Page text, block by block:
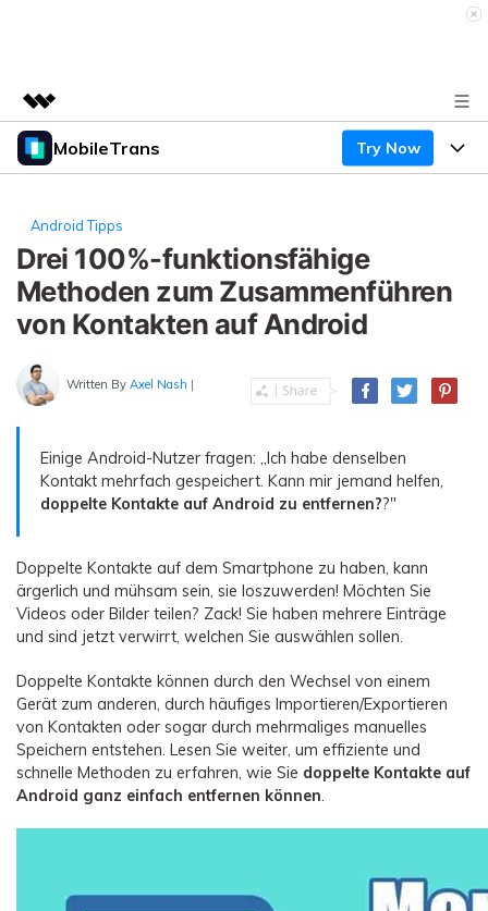
Top-Produkte
Dienstprogramme
Überblick
Über uns
Presseraum
Shop
MobileTrans Try Now
Desktop
Mobile
Funktionen
Funktionen
Ressourcen
Handydatenübertragung
Handy-Backup & Wiederherstellung
WhatsApp Manager
Übertragung anderer Apps
WEITERE THEMEN ERKUNDEN
Preise
Preise für Mac
Bildungsplan
Lernen & Unterstützung
Wettbewerbe & Events
Lernen
Hilfe erhalten
Suche
Android Tipps
Drei 100%-funktionsfähige
Methoden zum Zusammenführen
von Kontakten auf Android
Written ByAxel Nash |
Einige Android-Nutzer fragen: „Ich habe denselben
Kontakt mehrfach gespeichert. Kann mir jemand helfen,
doppelte Kontakte auf Android zu entfernen??"
Doppelte Kontakte auf dem Smartphone zu haben, kann
ärgerlich und mühsam sein, sie loszuwerden! Möchten Sie
Videos oder Bilder teilen? Zack! Sie haben mehrere Einträge
und sind jetzt verwirrt, welchen Sie auswählen sollen.
Doppelte Kontakte können durch den Wechsel von einem
Gerät zum anderen, durch häufiges Importieren/Exportieren
von Kontakten oder sogar durch mehrmaliges manuelles
Speichern entstehen. Lesen Sie weiter, um effiziente und
schnelle Methoden zu erfahren, wie Sie doppelte Kontakte auf
Android ganz einfach entfernen können